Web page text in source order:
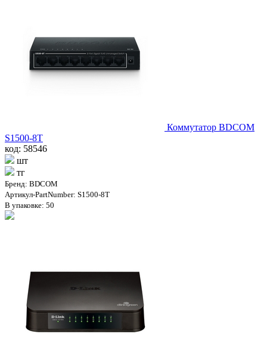
Коммутатор BDCOM
S1500-8T
код: 58546
шт
тг
Бренд: BDCOM
Артикул-PartNumber: S1500-8T
В упаковке: 50